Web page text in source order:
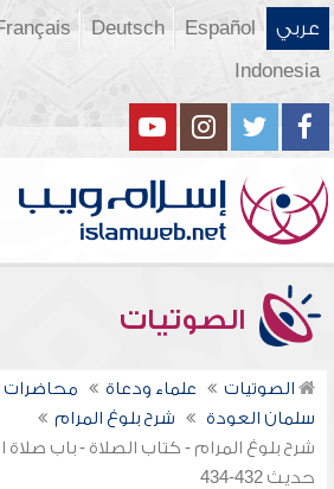
عربي Español
Deutsch
Indonesia
الصوتيات
الصوتيات علماء ودعاة
محاضرات
سلمان العودة
شرح بلوغ المرام
شرح بلوغ المرام - كتاب الصلاة - باب صلاة
حديث 432-434